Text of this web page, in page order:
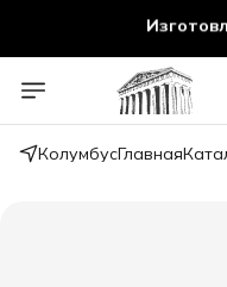
КолумбусГлавная